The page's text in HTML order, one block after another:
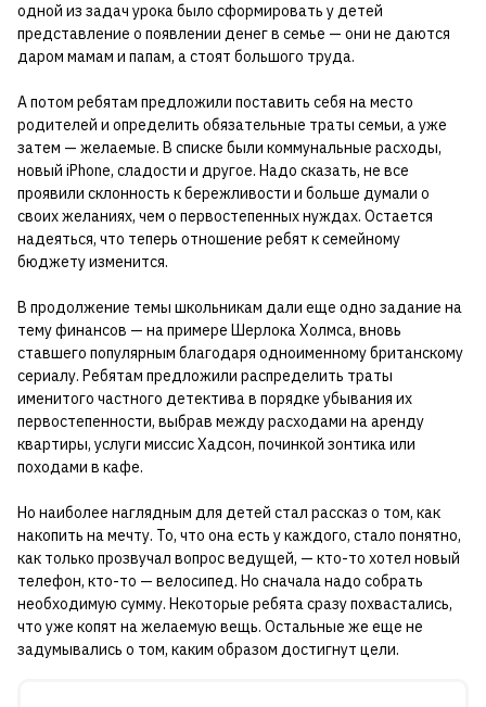
одной из задач урока было сформировать у детей
представление о появлении денег в семье — они не даются
даром мамам и папам, а стоят большого труда.
А потом ребятам предложили поставить себя на место
родителей и определить обязательные траты семьи, а уже
затем — желаемые. В списке были коммунальные расходы,
новый iPhone, сладости и другое. Надо сказать, не все
проявили склонность к бережливости и больше думали о
своих желаниях, чем о первостепенных нуждах. Остается
надеяться, что теперь отношение ребят к семейному
бюджету изменится.
В продолжение темы школьникам дали еще одно задание на
тему финансов — на примере Шерлока Холмса, вновь
ставшего популярным благодаря одноименному британскому
сериалу. Ребятам предложили распределить траты
именитого частного детектива в порядке убывания их
первостепенности, выбрав между расходами на аренду
квартиры, услуги миссис Хадсон, починкой зонтика или
походами в кафе.
Но наиболее наглядным для детей стал рассказ о том, как
накопить на мечту. То, что она есть у каждого, стало понятно,
как только прозвучал вопрос ведущей, — кто-то хотел новый
телефон, кто-то — велосипед. Но сначала надо собрать
необходимую сумму. Некоторые ребята сразу похвастались,
что уже копят на желаемую вещь. Остальные же еще не
задумывались о том, каким образом достигнут цели.